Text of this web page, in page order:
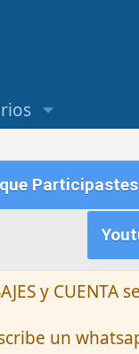
Participastes
y CUENTA
un